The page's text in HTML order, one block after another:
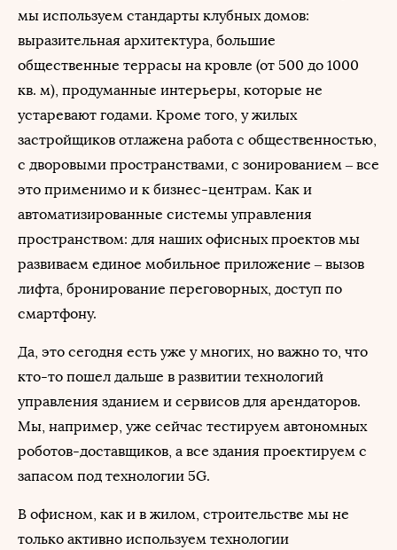
мы используем стандарты клубных домов:
выразительная архитектура, большие
общественные террасы на кровле (от 500 до 1000
кв. м), продуманные интерьеры, которые не
устаревают годами. Кроме того, у жилых
застройщиков отлажена работа с общественностью,
с дворовыми пространствами, с зонированием – все
это применимо и к бизнес-центрам. Как и
автоматизированные системы управления
пространством: для наших офисных проектов мы
развиваем единое мобильное приложение – вызов
лифта, бронирование переговорных, доступ по
смартфону.
Да, это сегодня есть уже у многих, но важно то, что
кто-то пошел дальше в развитии технологий
управления зданием и сервисов для арендаторов.
Мы, например, уже сейчас тестируем автономных
роботов-доставщиков, а все здания проектируем с
запасом под технологии 5G.
В офисном, как и в жилом, строительстве мы не
только активно используем технологии